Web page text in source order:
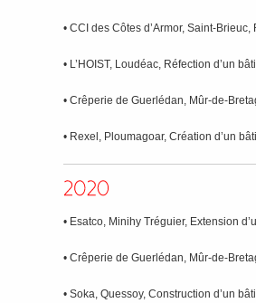
• CCI des Côtes d’Armor, Saint-
• L’HOIST, Loudéac, Réfection d’un
• Crêperie de Guerlédan, Mûr-de-
• Rexel, Ploumagoar, Création d’un
• Esatco, Minihy Tréguier, Extension
• Crêperie de Guerlédan, Mûr-de-
• Soka, Quessoy, Construction d’un